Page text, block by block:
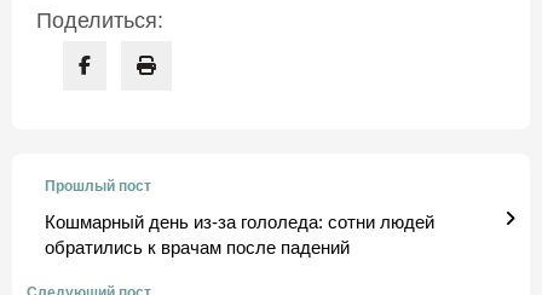
Поделиться:
Прошлый пост
Кошмарный день из-за гололеда: сотни людей
обратились к врачам после падений